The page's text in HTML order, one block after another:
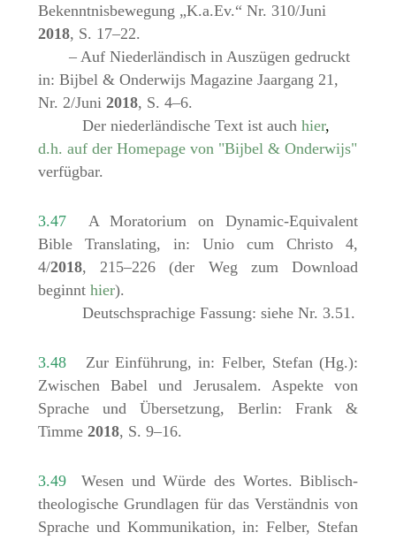
Bekenntnisbewegung „K.a.Ev.“ Nr. 310/Juni
2018, S. 17–22.
– Auf Niederländisch in Auszügen gedruckt
in: Bijbel & Onderwijs Magazine Jaargang 21,
Nr. 2/Juni 2018, S. 4–6.
Der niederländische Text ist auch hier,
d.h. auf der Homepage von "Bijbel & Onderwijs"
verfügbar.
3.47A Moratorium on Dynamic-Equivalent
Bible Translating, in: Unio cum Christo 4,
4/2018, 215–226 (der Weg zum Download
beginnt hier).
Deutschsprachige Fassung: siehe Nr. 3.51.
3.48Zur Einführung, in: Felber, Stefan (Hg.):
Zwischen Babel und Jerusalem. Aspekte von
Sprache und Übersetzung, Berlin: Frank &
Timme 2018, S. 9–16.
3.49Wesen und Würde des Wortes. Biblisch-
theologische Grundlagen für das Verständnis von
Sprache und Kommunikation, in: Felber, Stefan